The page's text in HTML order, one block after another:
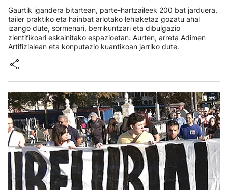
Gaurtik igandera bitartean, parte-hartzaileek 200 bat jarduera,
tailer praktiko eta hainbat arlotako lehiaketaz gozatu ahal
izango dute, sormenari, berrikuntzari eta dibulgazio
zientifikoari eskainitako espazioetan. Aurten, arreta Adimen
Artifizialean eta konputazio kuantikoan jarriko dute.